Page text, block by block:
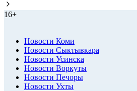
16+
Новости Коми
Новости Сыктывкара
Новости Усинска
Новости Воркуты
Новости Печоры
Новости Ухты